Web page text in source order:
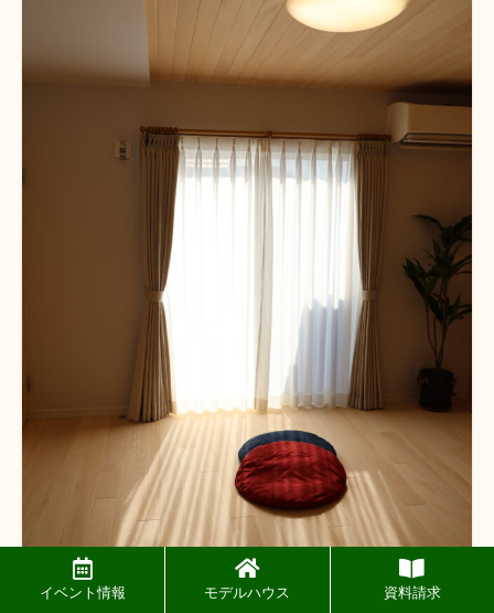
イベント情報 モデルハウス 資料請求